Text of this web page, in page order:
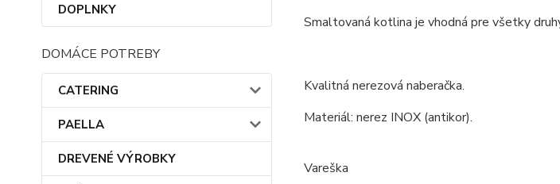
DOPLNKY
DOMÁCE POTREBY
CATERING
PAELLA
DREVENÉ VÝROBKY
Smaltovaná kotlina je vhodná pre všetky
Kvalitná nerezová naberačka.
Materiál: nerez INOX (antikor).
Vareška